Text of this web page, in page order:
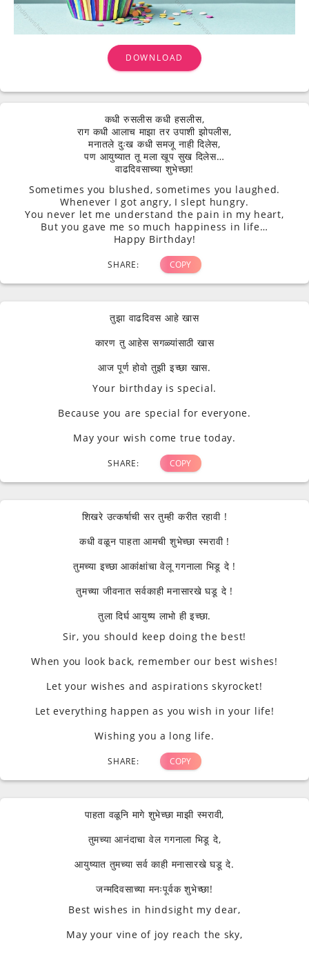
DOWNLOAD
कधी रुसलीस कधी हसलीस,
राग कधी आलाच माझा तर उपाशी झोपलीस,
मनातले दुःख कधी समजू नाही दिलेस,
पण आयुष्यात तू मला खूप सुख दिलेस…
वाढदिवसाच्या शुभेच्छा!
Sometimes you blushed, sometimes you laughed.
Whenever I got angry, I slept hungry.
You never let me understand the pain in my heart,
But you gave me so much happiness in life…
Happy Birthday!
SHARE: COPY
तुझा वाढदिवस आहे खास
कारण तु आहेस सगळ्यांसाठी खास
आज पूर्ण होवो तुझी इच्छा खास.
Your birthday is special.
Because you are special for everyone.
May your wish come true today.
SHARE: COPY
शिखरे उत्कर्षाची सर तुम्ही करीत रहावी !
कधी वळून पाहता आमची शुभेच्छा स्मरावी !
तुमच्या इच्छा आकांक्षांचा वेलू गगनाला भिडू दे !
तुमच्या जीवनात सर्वकाही मनासारखे घडू दे !
तुला दिर्घ आयुष्य लाभो ही इच्छा.
Sir, you should keep doing the best!
When you look back, remember our best wishes!
Let your wishes and aspirations skyrocket!
Let everything happen as you wish in your life!
Wishing you a long life.
SHARE: COPY
पाहता वळूनि मागे शुभेच्छा माझी स्मरावी,
तुमच्या आनंदाचा वेल गगनाला भिडू दे,
आयुष्यात तुमच्या सर्व काही मनासारखे घडू दे.
जन्मदिवसाच्या मनःपूर्वक शुभेच्छा!
Best wishes in hindsight my dear,
May your vine of joy reach the sky,